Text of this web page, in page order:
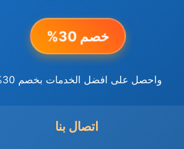
خصم 30%
واحصل على افضل الخدمات بخصم 30%
اتصال بنا